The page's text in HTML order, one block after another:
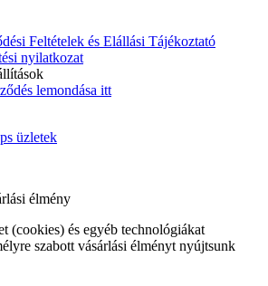
Feltételek és Elállási Tájékoztató
nyilatkozat
lemondása itt
üzletek
élmény
(cookies) és egyéb technológiákat
szabott vásárlási élményt nyújtsunk